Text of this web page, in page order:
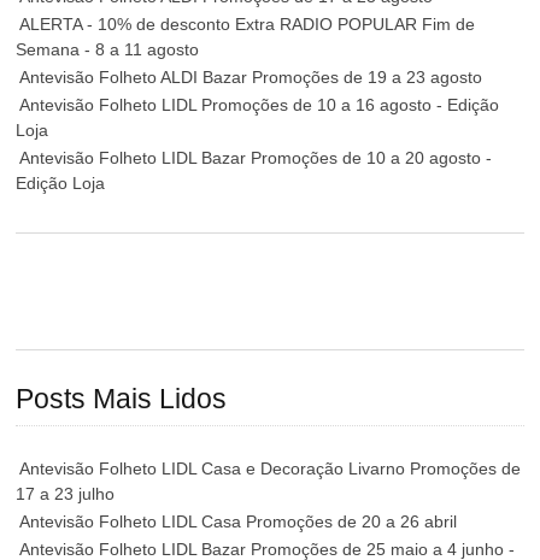
ALERTA - 10% de desconto Extra RADIO POPULAR Fim de
Semana - 8 a 11 agosto
Antevisão Folheto ALDI Bazar Promoções de 19 a 23 agosto
Antevisão Folheto LIDL Promoções de 10 a 16 agosto - Edição
Loja
Antevisão Folheto LIDL Bazar Promoções de 10 a 20 agosto -
Edição Loja
Posts Mais Lidos
Antevisão Folheto LIDL Casa e Decoração Livarno Promoções de
17 a 23 julho
Antevisão Folheto LIDL Casa Promoções de 20 a 26 abril
Antevisão Folheto LIDL Bazar Promoções de 25 maio a 4 junho -